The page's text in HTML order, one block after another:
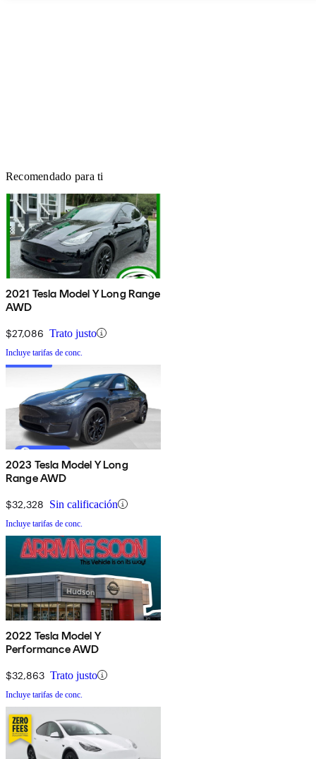
Recomendado para ti
2021 Tesla Model Y Long Range
AWD
$27,086 Trato justo
Incluye tarifas de conc.
2023 Tesla Model Y Long
Range AWD
$32,328 Sin calificación
Incluye tarifas de conc.
2022 Tesla Model Y
Performance AWD
$32,863 Trato justo
Incluye tarifas de conc.